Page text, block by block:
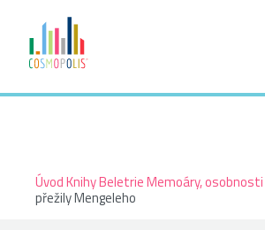
ÚvodKnihyBeletrieMemoáry,
přežily Mengeleho